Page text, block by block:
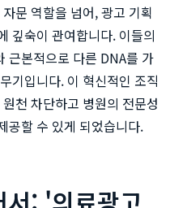
문 역할을 넘어, 광고 기획
깊숙이 관여합니다. 이들의
근본적으로 다른 DNA를 가
기입니다. 이 혁신적인 조직
천 차단하고 병원의 전문성
공할 수 있게 되었습니다.